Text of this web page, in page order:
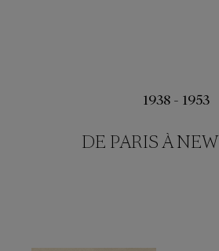
1938 - 1953
DE PARIS À